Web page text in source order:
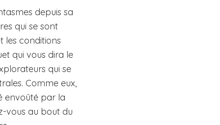
depuis sa
qui se sont
les conditions
qui vous dira le
qui se
Comme eux,
envoûté par la
vous au bout du